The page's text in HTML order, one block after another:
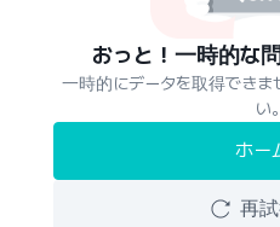
おっと！一時的な
一時的にデータを取得できま
い。
ホー
再